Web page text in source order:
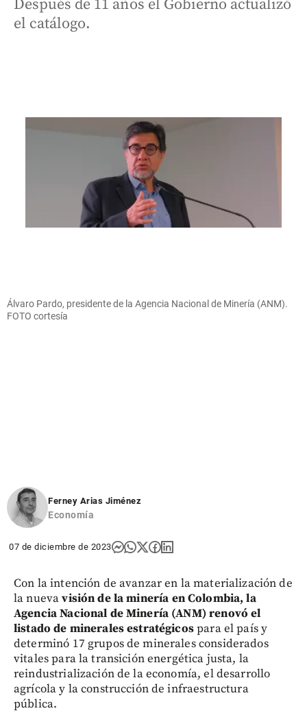
Después de 11 años el Gobierno actualizó
el catálogo.
Álvaro Pardo, presidente de la Agencia Nacional de Minería (ANM).
FOTO cortesía
Ferney Arias Jiménez
Economía
07 de diciembre de 2023
Con la intención de avanzar en la materialización de
la nuevavisión de la minería en Colombia, la
Agencia Nacional de Minería (ANM) renovó el
listado de minerales estratégicospara el país y
determinó 17 grupos de minerales considerados
vitales para la transición energética justa, la
reindustrialización de la economía, el desarrollo
agrícola y la construcción de infraestructura
pública.